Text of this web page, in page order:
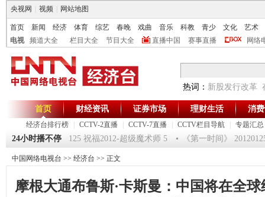
央视网 视频 网站地图
首页 新闻 经济 体育 综艺 春晚 戏曲 音乐 科教 青少 文化
艺术
电视
频道大全 栏目大全 节目大全 直播中国 赛事直播 网络
热词： 新股发行改革
首页
经济台排行榜 CCTV-2直播 CCTV-7直播 CCTV栏目导航 专题汇总
财经资讯 证券市场 理财生活 消
24小时播不停
球驿站》20120125 祝福2012-超级魔术师 5 《第一时间》 20120125
中国网络电视台 >> 经济台 >> 正文
摩根大通布鲁斯·卡斯曼：中国将在全